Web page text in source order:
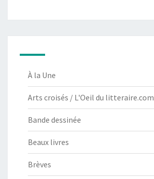
À la Une
Arts croisés / L'Oeil du litteraire.com
Bande dessinée
Beaux livres
Brèves